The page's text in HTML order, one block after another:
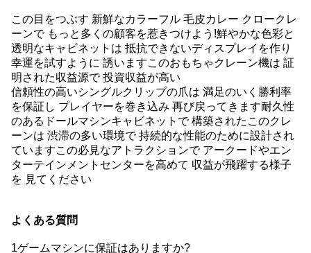
この目をつぶす 新鮮なカラーフル 毛皮カレー クロークレ
ーンで もっと多くの顧客を惹きつけよう!鮮やかな色彩と
透明なキャビネットは 抵抗できないディスプレイを作り
幸運を試すように 誘いますこのおもちゃクレーン機は 証
明された収益源で 投資収益が高い
信頼性の高いシングルクリップの爪は 満足のいく勝利率
を保証し プレイヤーを巻き込み 再び戻ってきます耐久性
のあるドールマシンキャビネットで 構築されたこのクレ
ーンは 渋滞の多い環境で 持続的な性能のために設計され
ていますこの必見なアトラクションで アークードやエン
ターテインメントセンターを高めて 収益が飛躍する様子
を 見てください
よくある質問
1ゲームマシンに保証はありますか?